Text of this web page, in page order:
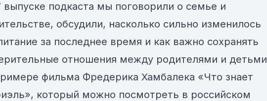
выпуске подкаста мы поговорили о семье и
обсудили, насколько сильно изменилось
за последнее время и как важно сохранять
отношения между родителями и детьми
фильма Фредерика Хамбалека «Что знает
который можно посмотреть в российском